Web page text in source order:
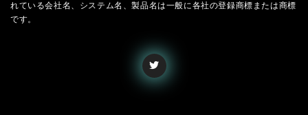
れている会社名、システム名、製品名は一般に各社の登録商標または商標
です。